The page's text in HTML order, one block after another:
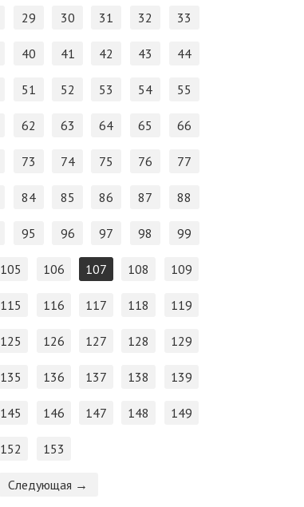
29 30 31 32 33
40 41 42 43 44
51 52 53 54 55
62 63 64 65 66
73 74 75 76 77
84 85 86 87 88
95 96 97 98 99
105 106 107 108 109
115 116 117 118 119
125 126 127 128 129
135 136 137 138 139
145 146 147 148 149
152 153
Следующая →